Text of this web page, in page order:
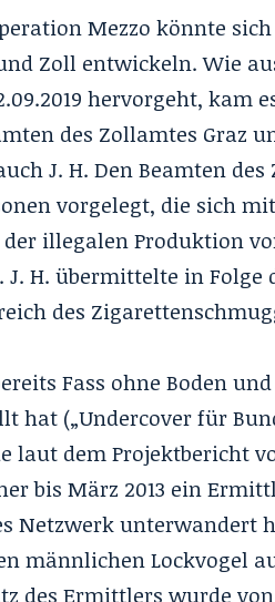
Mezzo könnte
Zoll entwickeln. Wie
hervorgeht, kam
des Zollamtes Graz
J. H. Den Beamten
vorgelegt, die sich
illegalen Produktion
H. übermittelte in Folge
des
Fass ohne Boden und
hat („Undercover für
laut dem Projektbericht
bis März 2013 ein
Netzwerk unterwandert
männlichen Lockvogel
des Ermittlers wurde